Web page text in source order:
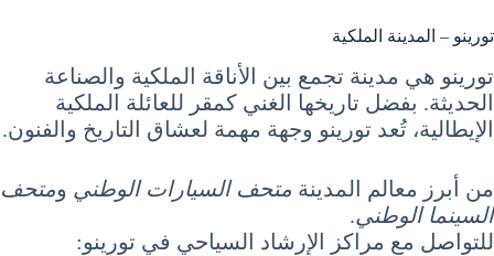
تورينو – المدينة الملكية
تورينو هي مدينة تجمع بين الأناقة الملكية والصناعة
الحديثة. بفضل تاريخها الغني كمقر للعائلة الملكية
الإيطالية، تُعد تورينو وجهة مهمة لعشاق التاريخ والفنون.
من أبرز معالم المدينة متحف السيارات الوطني ومتحف
السينما الوطني.
للتواصل مع مراكز الإرشاد السياحي في تورينو: